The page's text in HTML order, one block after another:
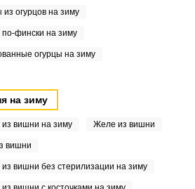
огурцов на зиму
фински на зиму
огурцы на зиму
на зиму
из вишни на зиму Желе из вишни
вишни
из вишни без стерилизации на зиму